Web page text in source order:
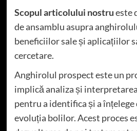
Scopul articolului nostrueste
de ansamblu asupra
beneficiilor sale și aplicațiilor
cercetare.
Anghirolul prospect este un
implică analiza și
pentru a identifica și a
evoluția bolilor. Acest proces